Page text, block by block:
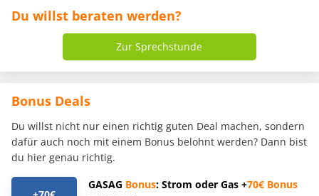
Du willst beraten werden?
Zur Sprechstunde
Bonus Deals
Du willst nicht nur einen richtig guten Deal machen, sondern
dafür auch noch mit einem Bonus belohnt werden? Dann bist
du hier genau richtig.
GASAG Bonus: Strom oder Gas +70€ Bonus